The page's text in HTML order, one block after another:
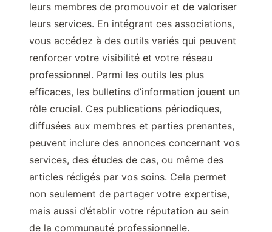
leurs membres de promouvoir et de valoriser
leurs services. En intégrant ces associations,
vous accédez à des outils variés qui peuvent
renforcer votre visibilité et votre réseau
professionnel. Parmi les outils les plus
efficaces, les bulletins d’information jouent un
rôle crucial. Ces publications périodiques,
diffusées aux membres et parties prenantes,
peuvent inclure des annonces concernant vos
services, des études de cas, ou même des
articles rédigés par vos soins. Cela permet
non seulement de partager votre expertise,
mais aussi d’établir votre réputation au sein
de la communauté professionnelle.